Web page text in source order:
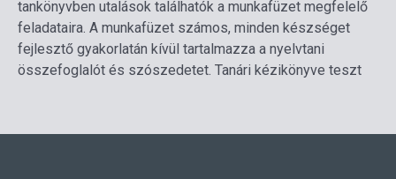
tankönyvben utalások találhatók a munkafüzet megfelelő
feladataira. A munkafüzet számos, minden készséget
fejlesztő gyakorlatán kívül tartalmazza a nyelvtani
összefoglalót és szószedetet. Tanári kézikönyve teszt